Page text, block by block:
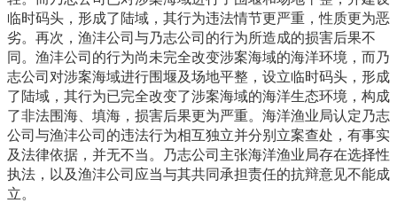
临时码头，形成了陆域，其行为违法情节更严重，性质更为恶
劣。再次，渔沣公司与乃志公司的行为所造成的损害后果不
同。渔沣公司的行为尚未完全改变涉案海域的海洋环境，而乃
志公司对涉案海域进行围堰及场地平整，设立临时码头，形成
了陆域，其行为已完全改变了涉案海域的海洋生态环境，构成
了非法围海、填海，损害后果更为严重。海洋渔业局认定乃志
公司与渔沣公司的违法行为相互独立并分别立案查处，有事实
及法律依据，并无不当。乃志公司主张海洋渔业局存在选择性
执法，以及渔沣公司应当与其共同承担责任的抗辩意见不能成
立。